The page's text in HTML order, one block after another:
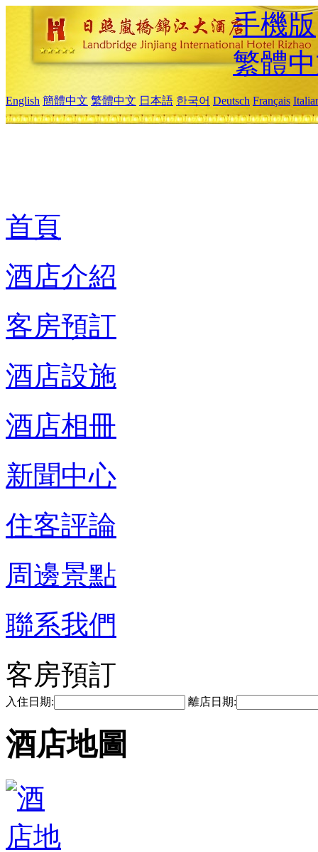
手機版
繁體
English 簡體中文 繁體中文 日本語 한국어 Deutsch Français
首頁
酒店介紹
客房預訂
酒店設施
酒店相冊
新聞中心
住客評論
周邊景點
聯系我們
客房預訂
入住日期: 離店日期:
酒店地圖